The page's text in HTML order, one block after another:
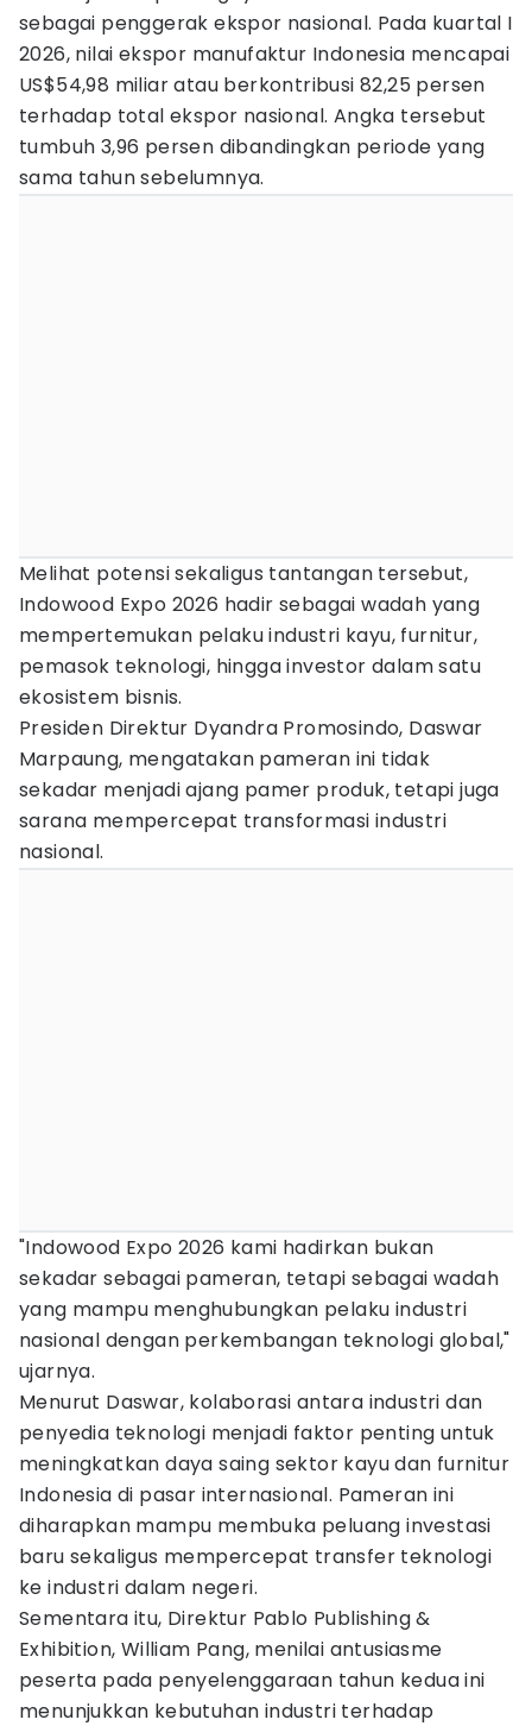
sebagai penggerak ekspor nasional. Pada kuartal I
2026, nilai ekspor manufaktur Indonesia mencapai
US$54,98 miliar atau berkontribusi 82,25 persen
terhadap total ekspor nasional. Angka tersebut
tumbuh 3,96 persen dibandingkan periode yang
sama tahun sebelumnya.
Melihat potensi sekaligus tantangan tersebut,
Indowood Expo 2026 hadir sebagai wadah yang
mempertemukan pelaku industri kayu, furnitur,
pemasok teknologi, hingga investor dalam satu
ekosistem bisnis.
Presiden Direktur Dyandra Promosindo, Daswar
Marpaung, mengatakan pameran ini tidak
sekadar menjadi ajang pamer produk, tetapi juga
sarana mempercepat transformasi industri
nasional.
"Indowood Expo 2026 kami hadirkan bukan
sekadar sebagai pameran, tetapi sebagai wadah
yang mampu menghubungkan pelaku industri
nasional dengan perkembangan teknologi global,"
ujarnya.
Menurut Daswar, kolaborasi antara industri dan
penyedia teknologi menjadi faktor penting untuk
meningkatkan daya saing sektor kayu dan furnitur
Indonesia di pasar internasional. Pameran ini
diharapkan mampu membuka peluang investasi
baru sekaligus mempercepat transfer teknologi
ke industri dalam negeri.
Sementara itu, Direktur Pablo Publishing &
Exhibition, William Pang, menilai antusiasme
peserta pada penyelenggaraan tahun kedua ini
menunjukkan kebutuhan industri terhadap